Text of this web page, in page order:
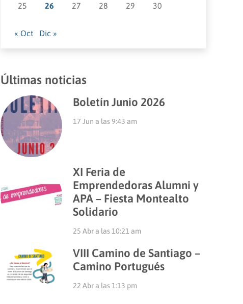
25
26 27 28 29 30
« Oct Dic »
Últimas noticias
Boletín Junio 2026
17 Jun a las 9:43 am
XI Feria de
Emprendedoras Alumni y
APA – Fiesta Montealto
Solidario
25 Abr a las 10:21 am
VIII Camino de Santiago –
Camino Portugués
22 Abr a las 1:13 pm